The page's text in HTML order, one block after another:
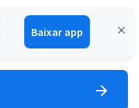
Baixar app
Entrar